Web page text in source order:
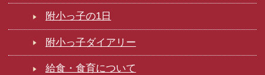
附小っ子の1日
附小っ子ダイアリー
給食・食育について